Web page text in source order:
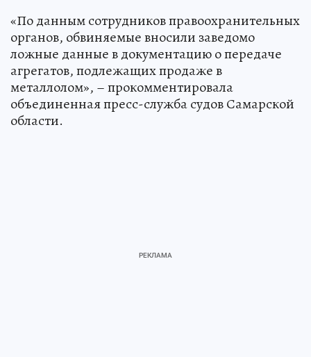
«По данным сотрудников правоохранительных
органов, обвиняемые вносили заведомо
ложные данные в документацию о передаче
агрегатов, подлежащих продаже в
металлолом», – прокомментировала
объединенная пресс-служба судов Самарской
области.